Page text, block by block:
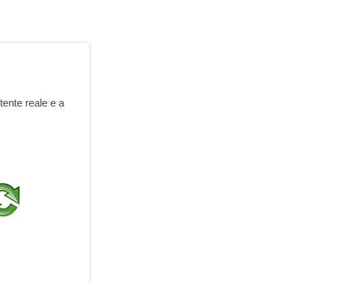
reale e a